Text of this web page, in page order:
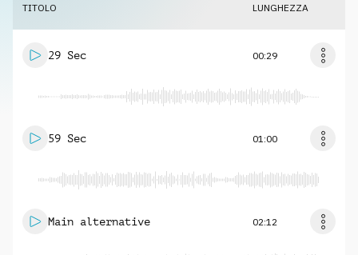
TITOLO LUNGHEZZA
29 Sec 00:29
59 Sec 01:00
Main alternative 02:12